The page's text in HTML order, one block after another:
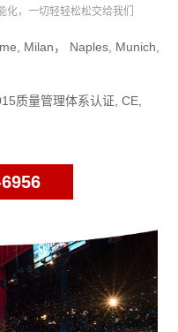
，一切轻轻松松交给我们
Milan， Naples, Munich,
质量管理体系认证, CE,